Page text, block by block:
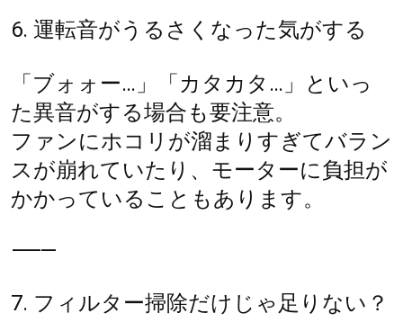
6. 運転音がうるさくなった気がする
「ブォォー…」「カタカタ…」といっ
た異音がする場合も要注意。
ファンにホコリが溜まりすぎてバラン
スが崩れていたり、モーターに負担が
かかっていることもあります。
⸻
7. フィルター掃除だけじゃ足りない？